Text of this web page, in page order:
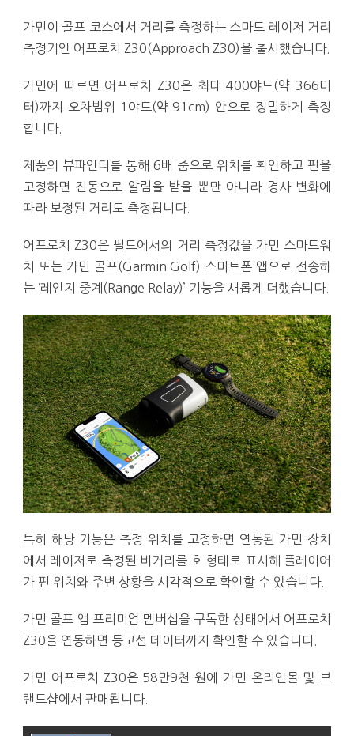
가민이 골프 코스에서 거리를 측정하는 스마트 레이저 거리
측정기인 어프로치 Z30(Approach Z30)을 출시했습니다.
가민에 따르면 어프로치 Z30은 최대 400야드(약 366미
터)까지 오차범위 1야드(약 91cm) 안으로 정밀하게 측정
합니다.
제품의 뷰파인더를 통해 6배 줌으로 위치를 확인하고 핀을
고정하면 진동으로 알림을 받을 뿐만 아니라 경사 변화에
따라 보정된 거리도 측정됩니다.
어프로치 Z30은 필드에서의 거리 측정값을 가민 스마트워
치 또는 가민 골프(Garmin Golf) 스마트폰 앱으로 전송하
는 ‘레인지 중계(Range Relay)’ 기능을 새롭게 더했습니다.
특히 해당 기능은 측정 위치를 고정하면 연동된 가민 장치
에서 레이저로 측정된 비거리를 호 형태로 표시해 플레이어
가 핀 위치와 주변 상황을 시각적으로 확인할 수 있습니다.
가민 골프 앱 프리미엄 멤버십을 구독한 상태에서 어프로치
Z30을 연동하면 등고선 데이터까지 확인할 수 있습니다.
가민 어프로치 Z30은 58만9천 원에 가민 온라인몰 및 브
랜드샵에서 판매됩니다.